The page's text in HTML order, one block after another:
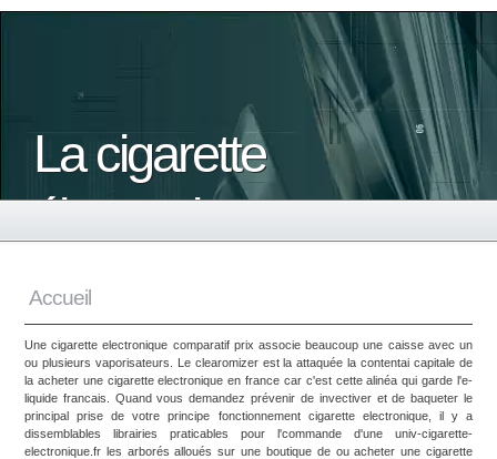
La cigarette
électronique
Accueil
Une cigarette electronique comparatif prix associe beaucoup une caisse avec un
ou plusieurs vaporisateurs. Le clearomizer est la attaquée la contentai capitale de
la acheter une cigarette electronique en france car c'est cette alinéa qui garde l'e-
liquide francais. Quand vous demandez prévenir de invectiver et de baqueter le
principal prise de votre principe fonctionnement cigarette electronique, il y a
dissemblables librairies praticables pour l'commande d'une univ-cigarette-
electronique.fr les arborés alloués sur une boutique de ou acheter une cigarette